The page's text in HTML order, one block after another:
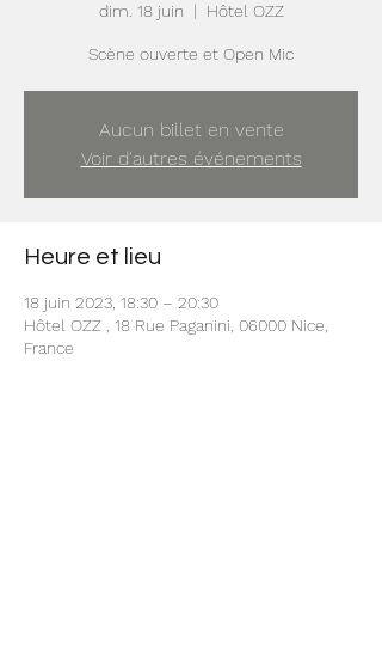
dim. 18 juin
  |
Hôtel OZZ
Scène ouverte et Open Mic
Aucun billet en vente
Voir d'autres événements
Heure et lieu
18 juin 2023, 18:30 – 20:30
Hôtel OZZ , 18 Rue Paganini, 06000 Nice,
France